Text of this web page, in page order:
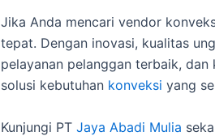
Jika Anda mencari vendor
tepat. Dengan inovasi, kualitas
pelayanan pelanggan terbaik,
solusi kebutuhan konveksi yang
Kunjungi PT Jaya Abadi Mulia